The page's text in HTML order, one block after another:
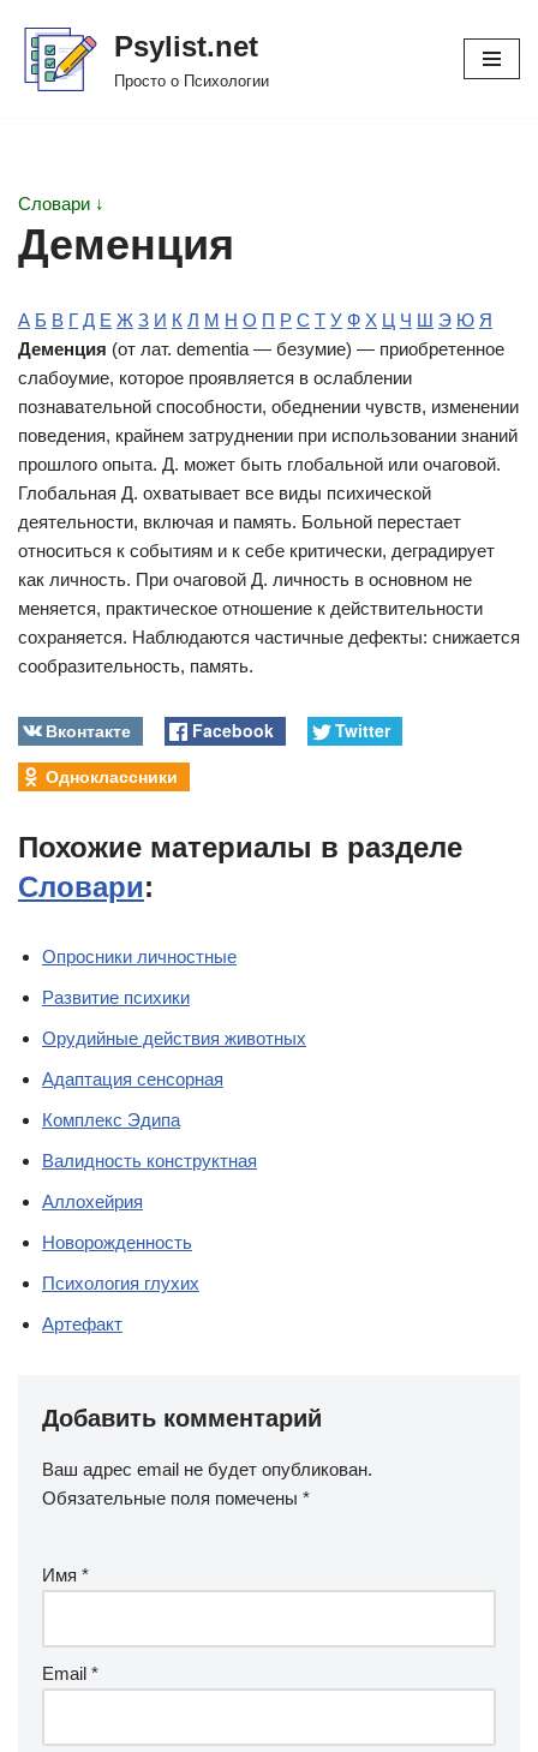
Перейти
Psylist.net
Просто о Психологии
Словари ↓
Деменция
А Б В Г Д Е Ж З И К Л М Н О П Р С Т У Ф Х Ц Ч Ш Э Ю Я
Деменция (от лат. dementia — безумие) — приобретенное
слабоумие, которое проявляется в ослаблении
познавательной способности, обеднении чувств, изменении
поведения, крайнем затруднении при использовании знаний
прошлого опыта. Д. может быть глобальной или очаговой.
Глобальная Д. охватывает все виды психической
деятельности, включая и память. Больной перестает
относиться к событиям и к себе критически, деградирует
как личность. При очаговой Д. личность в основном не
меняется, практическое отношение к действительности
сохраняется. Наблюдаются частичные дефекты: снижается
сообразительность, память.
Вконтакте Facebook
Twitter
Одноклассники
Похожие материалы в разделе
Словари:
Опросники личностные
Развитие психики
Орудийные действия животных
Адаптация сенсорная
Комплекс Эдипа
Валидность конструктная
Аллохейрия
Новорожденность
Психология глухих
Артефакт
Добавить комментарий
Ваш адрес email не будет опубликован.
Обязательные поля помечены *
Имя *
Email *